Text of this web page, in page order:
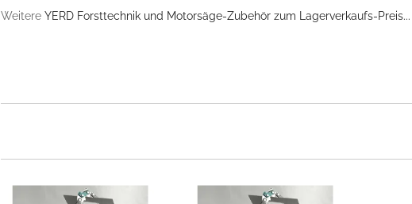
Weitere YERD Forsttechnik und Motorsäge-Zubehör zum Lagerverkaufs-Preis...